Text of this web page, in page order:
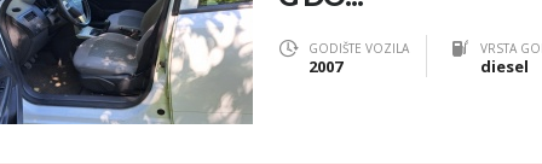
GODIŠTE VOZILA
2007
VRSTA
diesel